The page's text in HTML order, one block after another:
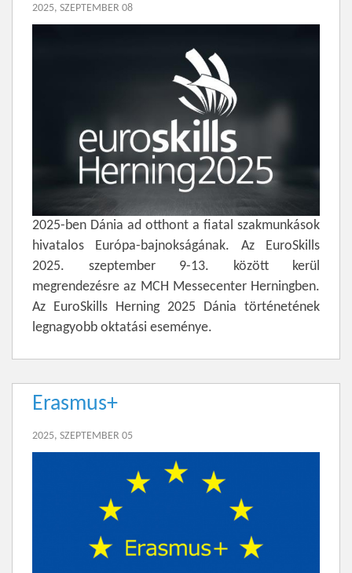
2025, SZEPTEMBER 08
2025-ben Dánia ad otthont a fiatal szakmunkások
hivatalos Európa-bajnokságának. Az EuroSkills
2025. szeptember 9-13. között kerül
megrendezésre az MCH Messecenter Herningben.
Az EuroSkills Herning 2025 Dánia történetének
legnagyobb oktatási eseménye.
Erasmus+
2025, SZEPTEMBER 05